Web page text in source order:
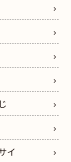
イ